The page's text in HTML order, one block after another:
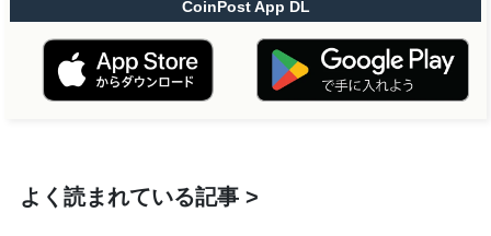
CoinPost App DL
よく読まれている記事